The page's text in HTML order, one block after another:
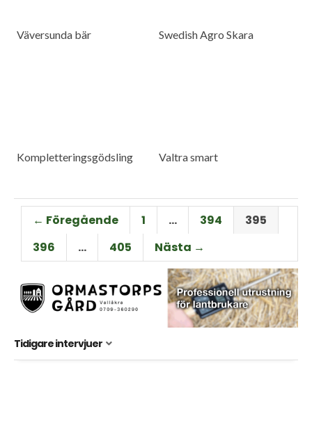
Väversunda bär Swedish Agro Skara
Kompletteringsgödsling Valtra smart
← Föregående 1 … 394
395
396
… 405 Nästa →
Tidigare intervjuer